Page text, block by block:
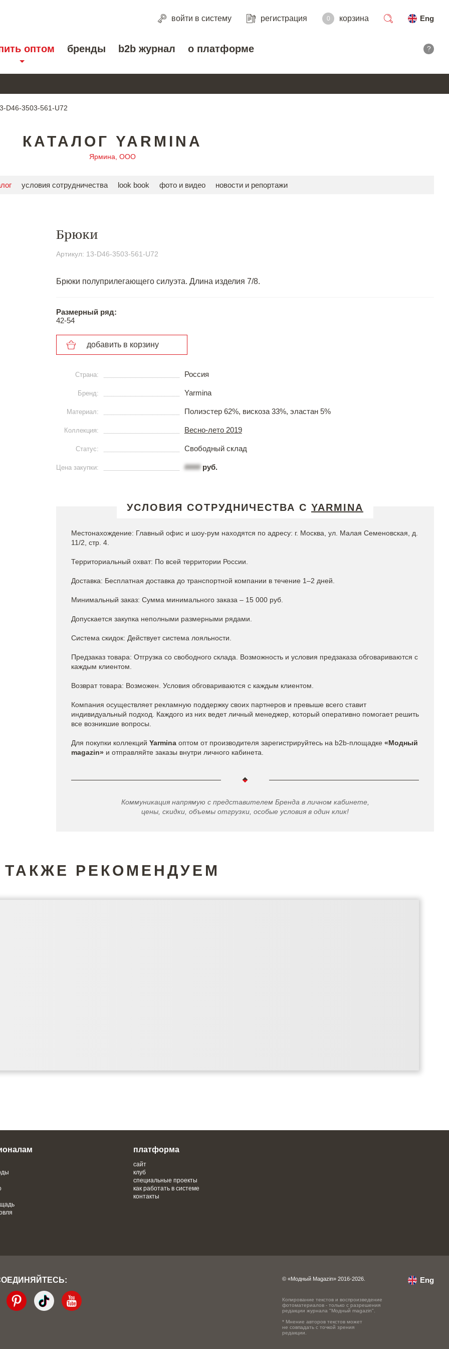
войти в систему регистрация 0 корзина
Eng
оптом бренды b2b журнал о платформе ?
D46-3503-561-U72
КАТАЛОГ YARMINA
Ярмина, ООО
условия сотрудничества look book фото и видео новости и репортажи
Брюки
Артикул: 13-D46-3503-561-U72
Брюки полуприлегающего силуэта. Длина изделия 7/8.
Размерный ряд:
42-54
добавить в корзину
Страна: Россия
Бренд: Yarmina
Материал: Полиэстер 62%, вискоза 33%, эластан 5%
Коллекция: Весно-лето 2019
Статус: Свободный склад
Цена закупки: ####руб.
УСЛОВИЯ СОТРУДНИЧЕСТВА С YARMINA
Местонахождение: Главный офис и шоу-рум находятся по адресу: г. Москва, ул. Малая Семеновская, д.
11/2, стр. 4.
Территориальный охват: По всей территории России.
Доставка: Бесплатная доставка до транспортной компании в течение 1–2 дней.
Минимальный заказ: Сумма минимального заказа – 15 000 руб.
Допускается закупка неполными размерными рядами.
Система скидок: Действует система лояльности.
Предзаказ товара: Отгрузка со свободного склада. Возможность и условия предзаказа обговариваются с
каждым клиентом.
Возврат товара: Возможен. Условия обговариваются с каждым клиентом.
Компания осуществляет рекламную поддержку своих партнеров и превыше всего ставит
индивидуальный подход. Каждого из них ведет личный менеджер, который оперативно помогает решить
все возникшие вопросы.
Для покупки коллекций Yarmina оптом от производителя зарегистрируйтесь на b2b-площадке «Модный
magazin» и отправляйте заказы внутри личного кабинета.
Коммуникация напрямую с представителем Бренда в личном кабинете,
цены, скидки, объемы отгрузки, особые условия в один клик!
ТАКЖЕ РЕКОМЕНДУЕМ
платформа
сайт
клуб
специальные проекты
как работать в системе
контакты
© «Модный Magazin» 2016-2026.
Копирование текстов и воспроизведение
фотоматериалов - только с разрешения
редакции журнала "Модный magazin".
* Мнение авторов текстов может
не совпадать с точкой зрения
редакции.
Eng